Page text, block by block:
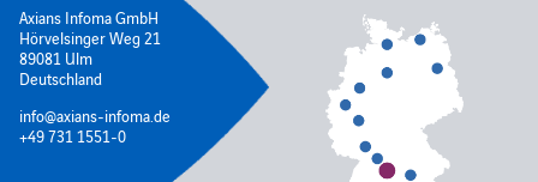
Axians Infoma GmbH
Hörvelsinger Weg 21
89081 Ulm
Deutschland
info@axians-infoma.de
+49 731 1551-0